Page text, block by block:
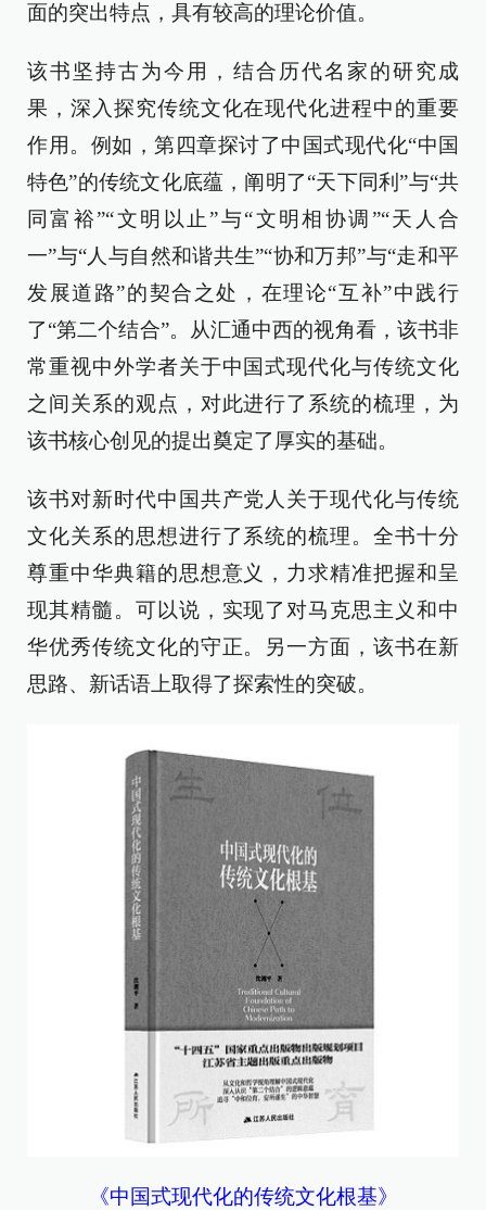
面的突出特点，具有较高的理论价值。
该书坚持古为今用，结合历代名家的研究成
果，深入探究传统文化在现代化进程中的重要
作用。例如，第四章探讨了中国式现代化“中国
特色”的传统文化底蕴，阐明了“天下同利”与“共
同富裕”“文明以止”与“文明相协调”“天人合
一”与“人与自然和谐共生”“协和万邦”与“走和平
发展道路”的契合之处，在理论“互补”中践行
了“第二个结合”。从汇通中西的视角看，该书非
常重视中外学者关于中国式现代化与传统文化
之间关系的观点，对此进行了系统的梳理，为
该书核心创见的提出奠定了厚实的基础。
该书对新时代中国共产党人关于现代化与传统
文化关系的思想进行了系统的梳理。全书十分
尊重中华典籍的思想意义，力求精准把握和呈
现其精髓。可以说，实现了对马克思主义和中
华优秀传统文化的守正。另一方面，该书在新
思路、新话语上取得了探索性的突破。
《中国式现代化的传统文化根基》